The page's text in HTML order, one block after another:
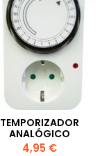
TEMPORIZADOR
ANALÓGICO
Precio
4,95 €